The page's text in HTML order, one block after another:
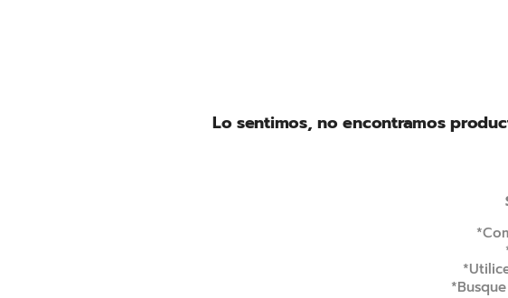
Lo sentimos, no encontramos
6.
beautyrest